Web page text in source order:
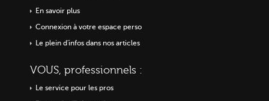
En savoir plus
Connexion à votre espace perso
Le plein d'infos dans nos articles
VOUS, professionnels :
Le service pour les pros